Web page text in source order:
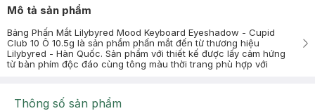
Mô tả sản phẩm
Bảng Phấn Mắt Lilybyred Mood Keyboard Eyeshadow - Cupid
Club 10 Ô 10.5g là sản phẩm phấn mắt đến từ thương hiệu
Lilybyred - Hàn Quốc. Sản phẩm với thiết kế được lấy cảm hứng
từ bàn phím độc đáo cùng tông màu thời trang phù hợp với
Thông số sản phẩm